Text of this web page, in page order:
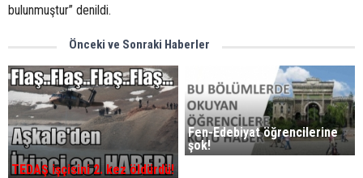
bulunmuştur” denildi.
Önceki ve Sonraki Haberler
TEDAŞ işçisini 2. kez öldürdü!
Fen-Edebiyat öğrencilerine
şok!